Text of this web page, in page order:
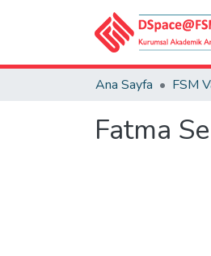
Ana Sayfa
Fatma